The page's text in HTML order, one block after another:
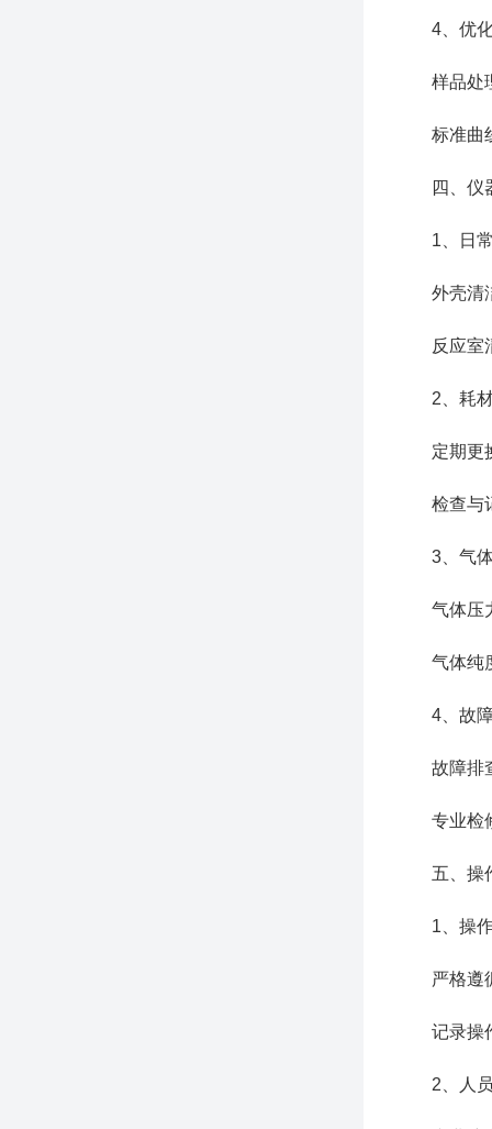
4、优化
样品处理
标准曲线
四、仪
1、日常
外壳清洁
反应室清
2、耗材
定期更换
检查与记
3、气体
气体压力
气体纯度
4、故障
故障排查
专业检修
五、操
1、操作
严格遵循
记录操作
2、人员